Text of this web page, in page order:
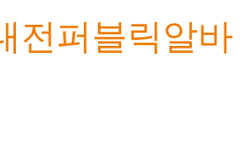
전퍼블릭알바